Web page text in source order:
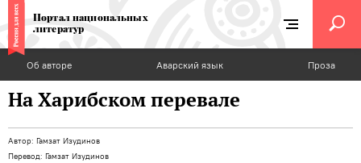
Портал национальных
литератур
Об авторе Аварский язык Проза
На Харибском перевале
Автор: Гамзат Изудинов
Перевод: Гамзат Изудинов